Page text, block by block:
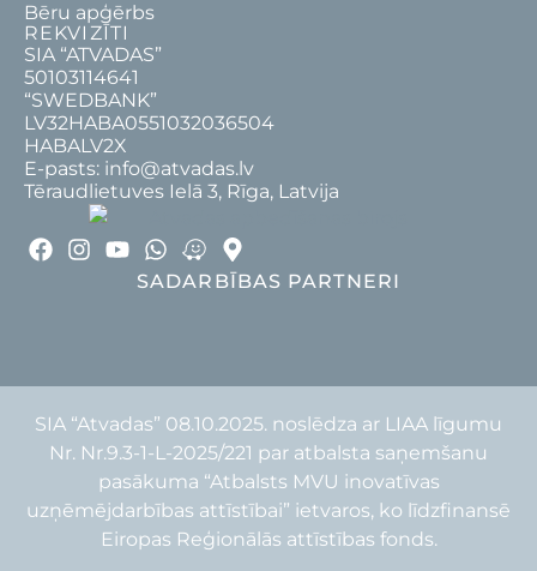
Bēru apģērbs
REKVIZĪTI
SIA “ATVADAS”
50103114641
“SWEDBANK”
LV32HABA0551032036504
HABALV2X
E-pasts: info@atvadas.lv
Tēraudlietuves Ielā 3, Rīga, Latvija
SADARBĪBAS PARTNERI
SIA “Atvadas” 08.10.2025. noslēdza ar LIAA līgumu
Nr. Nr.9.3-1-L-2025/221 par atbalsta saņemšanu
pasākuma “Atbalsts MVU inovatīvas
uzņēmējdarbības attīstībai” ietvaros, ko līdzfinansē
Eiropas Reģionālās attīstības fonds.